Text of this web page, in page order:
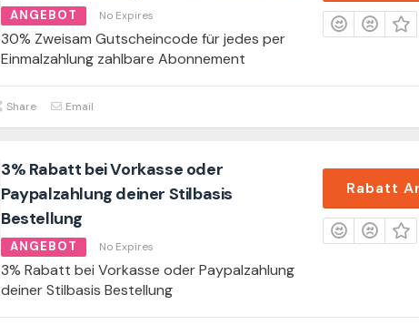
ANGEBOT No Expires
30% Zweisam Gutscheincode für jedes per
Einmalzahlung zahlbare Abonnement
Share Email
3% Rabatt bei Vorkasse oder
Paypalzahlung deiner Stilbasis
Bestellung
ANGEBOT No Expires
3% Rabatt bei Vorkasse oder Paypalzahlung
deiner Stilbasis Bestellung
Rabatt